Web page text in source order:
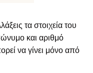
τα στοιχεία του
και αριθμό
να γίνει μόνο από